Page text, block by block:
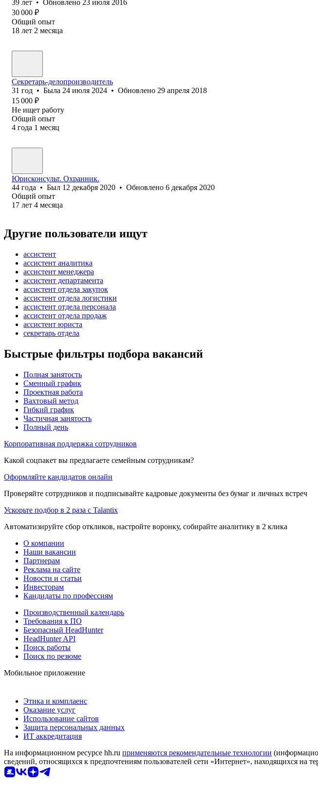
39 лет • Обновлено 23 июля 2016
30 000 ₽
Общий опыт
18 лет 2 месяца
Секретарь-делопроизводитель
31 год • Была 24 июля 2024 • Обновлено 29 апреля 2018
15 000 ₽
Не ищет работу
Общий опыт
4 года 1 месяц
Юрисконсульт. Охранник.
44 года • Был 12 декабря 2020 • Обновлено 6 декабря 2020
Общий опыт
17 лет 4 месяца
Другие пользователи ищут
ассистент
ассистент аналитика
ассистент менеджера
ассистент департамента
ассистент отдела закупок
ассистент отдела логистики
ассистент отдела персонала
ассистент отдела продаж
ассистент юриста
секретарь отдела
Быстрые фильтры подбора вакансий
Полная занятость
Сменный график
Проектная работа
Вахтовый метод
Гибкий график
Частичная занятость
Полный день
Корпоративная поддержка сотрудников
Какой соцпакет вы предлагаете семейным сотрудникам?
Оформляйте кандидатов онлайн
Проверяйте сотрудников и подписывайте кадровые документы без бумаг и личных встреч
Ускорьте подбор в 2 раза с Talantix
Автоматизируйте сбор откликов, настройте воронку, собирайте аналитику в 2 клика
О компании
Наши вакансии
Партнерам
Реклама на сайте
Новости и статьи
Инвесторам
Кандидаты по профессиям
Производственный календарь
Требования к ПО
Безопасный HeadHunter
HeadHunter API
Поиск работы
Поиск по резюме
Мобильное приложение
Этика и комплаенс
Оказание услуг
Использование сайтов
Защита персональных данных
ИТ аккредитация
На информационном ресурсе hh.ru применяются рекомендательные технологии
сведений, относящихся к предпочтениям пользователей сети «Интернет», находящихся на